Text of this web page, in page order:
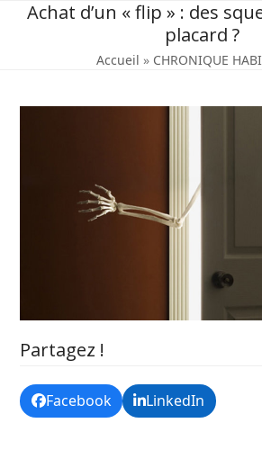
Achat d’un « flip » : des
placard ?
Accueil » CHRONIQUE
Partagez !
Facebook LinkedIn